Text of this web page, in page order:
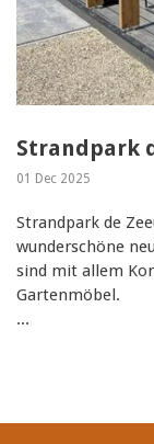
Strandpark
01 Dec 2025
Strandpark de
wunderschöne
sind mit allem
Gartenmöbel.
...